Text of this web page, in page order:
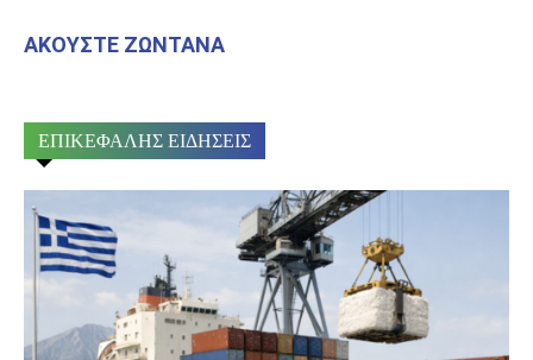
ΑΚΟΥΣΤΕ ΖΩΝΤΑΝΑ
ΕΠΙΚΕΦΑΛΗΣ ΕΙΔΗΣΕΙΣ